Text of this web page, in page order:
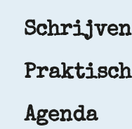
Schrijven
Praktisch
Agenda